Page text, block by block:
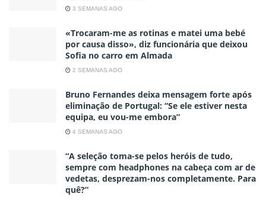
3 SEMANAS AGO
«Trocaram-me as rotinas e matei uma bebé
por causa disso», diz funcionária que deixou
Sofia no carro em Almada
2 SEMANAS AGO
Bruno Fernandes deixa mensagem forte após
eliminação de Portugal: “Se ele estiver nesta
equipa, eu vou-me embora”
4 SEMANAS AGO
“A seleção toma-se pelos heróis de tudo,
sempre com headphones na cabeça com ar de
vedetas, desprezam-nos completamente. Para
quê?”